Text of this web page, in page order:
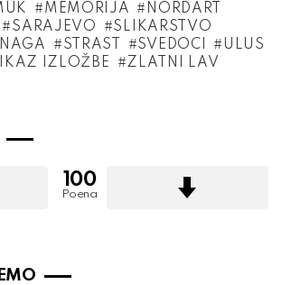
MEMORIJA
NORDART
SARAJEVO
SLIKARSTVO
STRAST SVEDOCI
ULUS
IZLOŽBE
ZLATNI LAV
100
Poena